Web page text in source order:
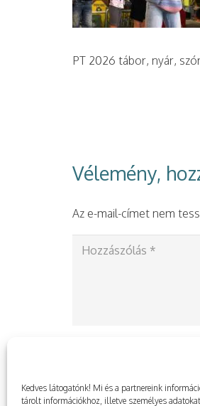
Kedves látogatónk! Mi és a partnereink
tárolt információkhoz, illetve személyes
PT 2026 tábor, nyár,
Vélemény,
Az e-mail-címet nem